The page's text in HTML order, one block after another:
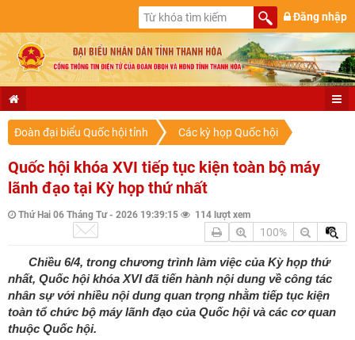
Đăng nhập
Đoàn đại biểu Quốc hội tỉnh Các kỳ họp Quốc hội
Quốc hội khóa XVI tiếp tục kiện toàn bộ máy
lãnh đạo tại Kỳ họp thứ nhất
Thứ Hai 06 Tháng Tư - 2026 19:39:15 114 lượt xem
100%
Chiều 6/4, trong chương trình làm việc của Kỳ họp thứ
nhất, Quốc hội khóa XVI đã tiến hành nội dung về công tác
nhân sự với nhiều nội dung quan trọng nhằm tiếp tục kiện
toàn tổ chức bộ máy lãnh đạo của Quốc hội và các cơ quan
thuộc Quốc hội.